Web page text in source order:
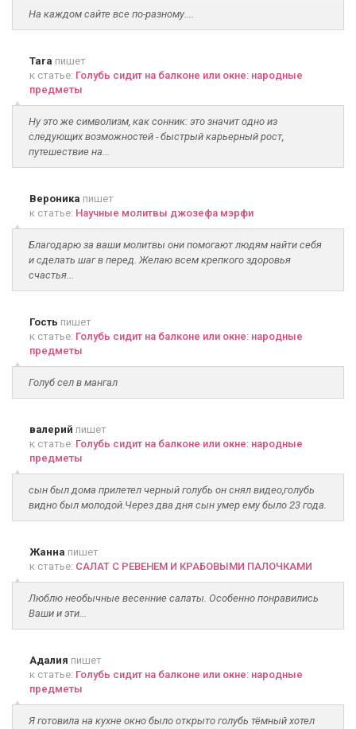
На каждом сайте все по-разному....
Tara пишет
к статье: Голубь сидит на балконе или окне: народные
предметы
Ну это же символизм, как сонник: это значит одно из
следующих возможностей - быстрый карьерный рост,
путешествие на...
Вероника пишет
к статье: Научные молитвы джозефа мэрфи
Благодарю за ваши молитвы они помогают людям найти себя
и сделать шаг в перед. Желаю всем крепкого здоровья
счастья...
Гость пишет
к статье: Голубь сидит на балконе или окне: народные
предметы
Голуб сел в мангал
валерий пишет
к статье: Голубь сидит на балконе или окне: народные
предметы
сын был дома прилетел черный голубь он снял видео,голубь
видно был молодой.Через два дня сын умер ему было 23 года.
Жанна пишет
к статье: САЛАТ С РЕВЕНЕМ И КРАБОВЫМИ ПАЛОЧКАМИ
Люблю необычные весенние салаты. Особенно понравились
Ваши и эти...
Адалия пишет
к статье: Голубь сидит на балконе или окне: народные
предметы
Я готовила на кухне окно было открыто голубь тёмный хотел